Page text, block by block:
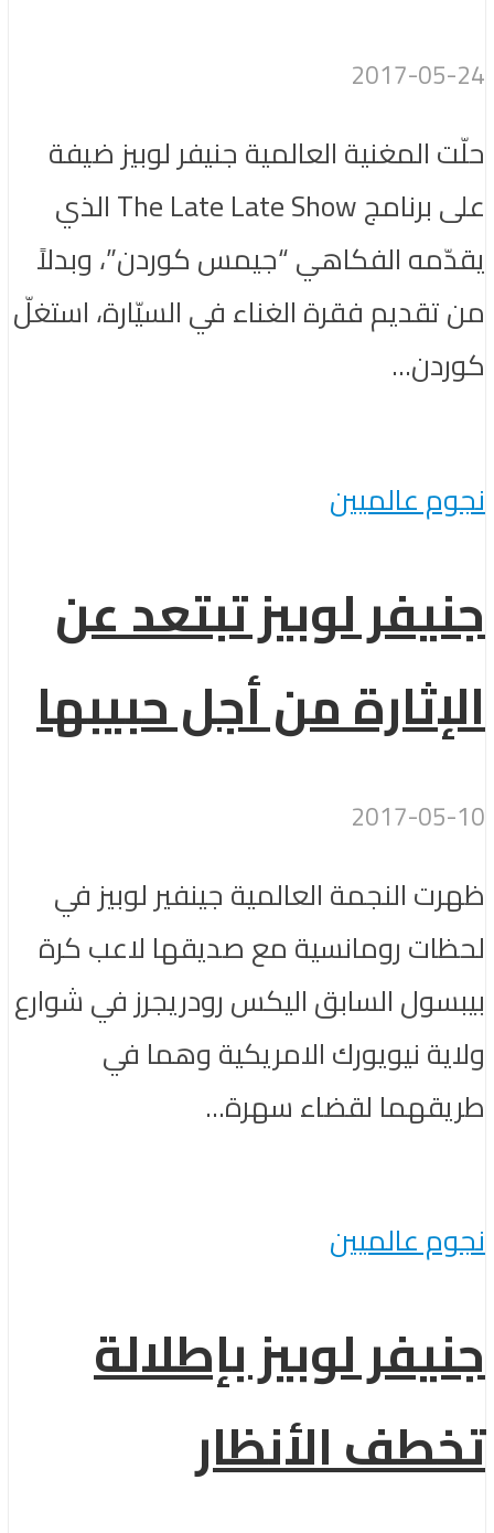
2017-05-24
حلّت المغنية العالمية جنيفر لوبيز ضيفة
على برنامج The Late Late Show الذي
يقدّمه الفكاهي “جيمس كوردن”، وبدلاً
من تقديم فقرة الغناء في السيّارة، استغلّ
كوردن...
نجوم عالميين
جنيفر لوبيز تبتعد عن
الإثارة من أجل حبيبها
2017-05-10
ظهرت النجمة العالمية جينفير لوبيز في
لحظات رومانسية مع صديقها لاعب كرة
بيبسول السابق اليكس رودريجرز في شوارع
ولاية نيويورك الامريكية وهما في
طريقهما لقضاء سهرة...
نجوم عالميين
جنيفر لوبيز بإطلالة
تخطف الأنظار